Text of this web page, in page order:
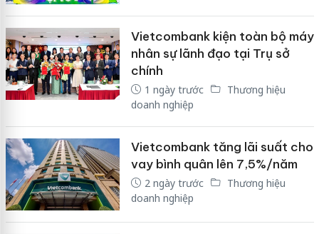
Vietcombank kiện toàn bộ máy
nhân sự lãnh đạo tại Trụ sở
chính
1 ngày trước
Thương hiệu
doanh nghiệp
Vietcombank tăng lãi suất cho
vay bình quân lên 7,5%/năm
2 ngày trước
Thương hiệu
doanh nghiệp